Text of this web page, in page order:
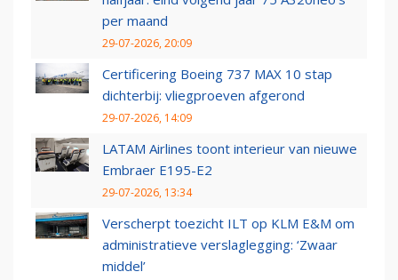
per maand
29-07-2026, 20:09
Certificering Boeing 737 MAX 10 stap
dichterbij: vliegproeven afgerond
29-07-2026, 14:09
LATAM Airlines toont interieur van nieuwe
Embraer E195-E2
29-07-2026, 13:34
Verscherpt toezicht ILT op KLM E&M om
administratieve verslaglegging: ‘Zwaar
middel’